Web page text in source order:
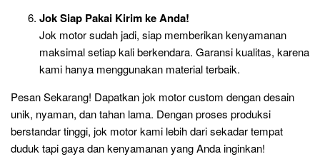
Jok Siap Pakai Kirim ke Anda!
Jok motor sudah jadi, siap memberikan kenyamanan
maksimal setiap kali berkendara. Garansi kualitas, karena
kami hanya menggunakan material terbaik.
Pesan Sekarang! Dapatkan jok motor custom dengan desain
unik, nyaman, dan tahan lama. Dengan proses produksi
berstandar tinggi, jok motor kami lebih dari sekadar tempat
duduk tapi gaya dan kenyamanan yang Anda inginkan!